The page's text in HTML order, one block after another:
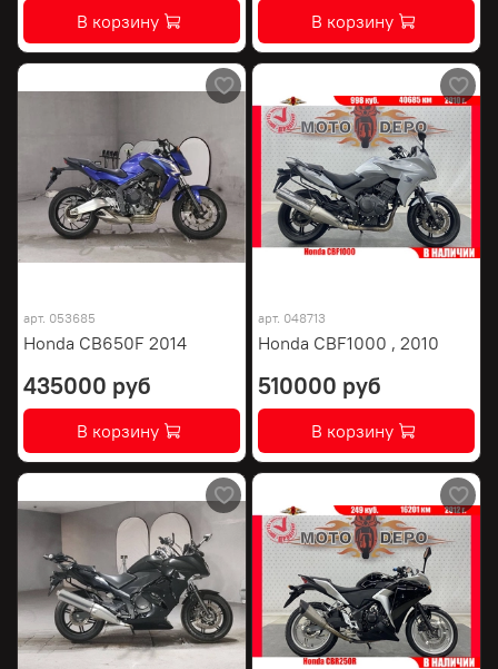
В корзину В корзину
арт. 053685
Honda CB650F 2014
435000 руб
В корзину
арт. 048713
Honda CBF1000 , 2010
510000 руб
В корзину